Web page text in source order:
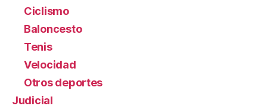
Ciclismo
Baloncesto
Tenis
Velocidad
Otros deportes
Judicial